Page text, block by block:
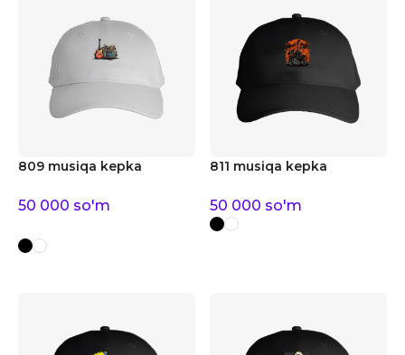
809 musiqa kepka
50 000 so'm
811 musiqa kepka
50 000 so'm